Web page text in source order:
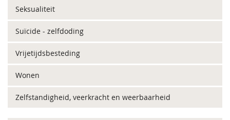
Seksualiteit
Suïcide - zelfdoding
Vrijetijdsbesteding
Wonen
Zelfstandigheid, veerkracht en weerbaarheid